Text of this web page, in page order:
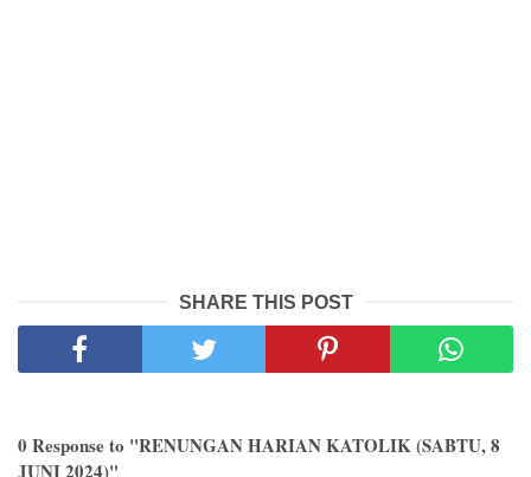
SHARE THIS POST
0 Response to "RENUNGAN HARIAN KATOLIK (SABTU, 8
JUNI 2024)"